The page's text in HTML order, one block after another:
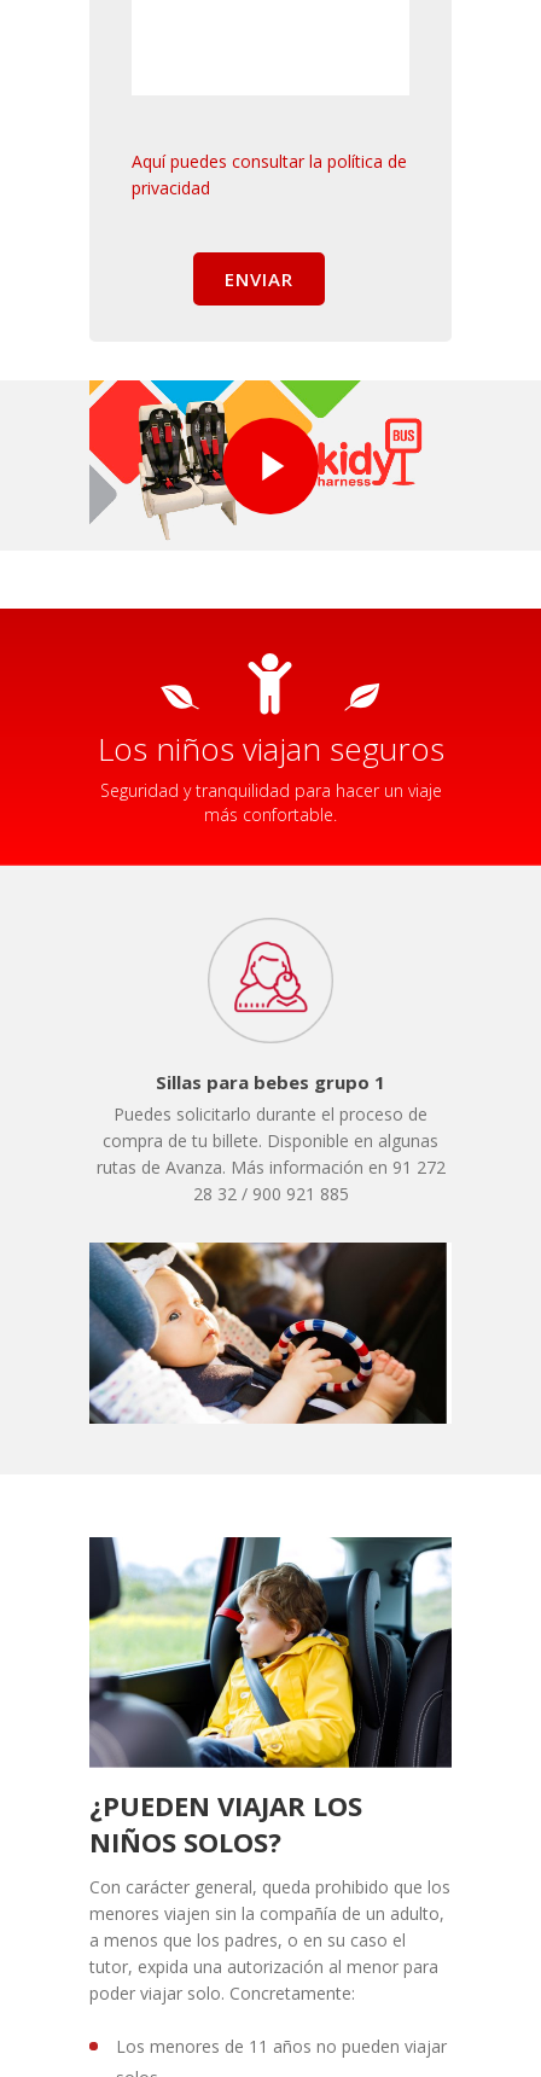
Aquí puedes consultar la política de
privacidad
Los niños viajan seguros
Seguridad y tranquilidad para hacer un viaje
más confortable.
Sillas para bebes grupo 1
Puedes solicitarlo durante el proceso de
compra de tu billete. Disponible en algunas
rutas de Avanza. Más información en 91 272
28 32 / 900 921 885
¿PUEDEN VIAJAR LOS
NIÑOS SOLOS?
Con carácter general, queda prohibido que los
menores viajen sin la compañía de un adulto,
a menos que los padres, o en su caso el
tutor, expida una autorización al menor para
poder viajar solo. Concretamente:
Los menores de 11 años no pueden viajar